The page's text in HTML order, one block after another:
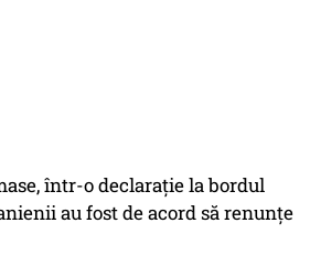
într-o declaraţie la bordul
au fost de acord să renunţe